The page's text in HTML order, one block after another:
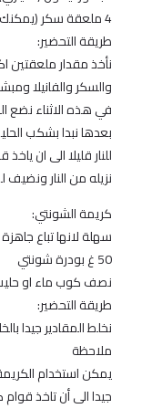
4 ملعقة سكر (يمكنك التحلية حسب الرغبة)
طريقة التحضير:
نأخذ مقدار ملعقتين
والسكر والفانيلا
في هذه الاثناء نضع
بعدها نبدا بشكب
للنار قليلا الى ان
نزيله من النار ونضيف
كريمة الشونتي:
سهلة لانها تباع
50 غ بودرة شونتي
نصف كوب ماء او حليب
طريقة التحضير:
نخلط المقادير جيدا
ملاحظة
يمكن استخدام
جيدا الى أن تاخذ